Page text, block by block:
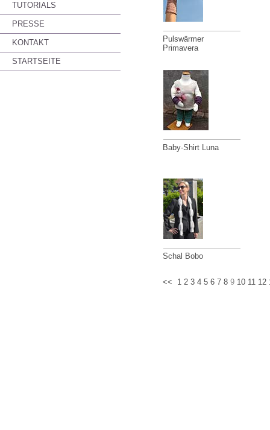
TUTORIALS
PRESSE
KONTAKT
STARTSEITE
Pulswärmer
Primavera
Baby-Shirt Luna
Schal Bobo
<< 1 2 3 4 5 6 7 8 9 10 11 12